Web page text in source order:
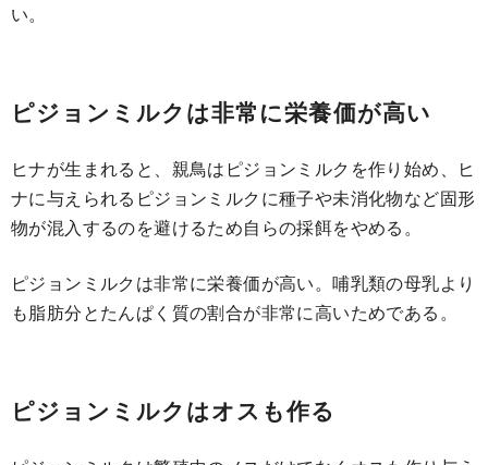
い。
ピジョンミルクは非常に栄養価が高い
ヒナが生まれると、親鳥はピジョンミルクを作り始め、ヒ
ナに与えられるピジョンミルクに種子や未消化物など固形
物が混入するのを避けるため自らの採餌をやめる。
ピジョンミルクは非常に栄養価が高い。哺乳類の母乳より
も脂肪分とたんぱく質の割合が非常に高いためである。
ピジョンミルクはオスも作る